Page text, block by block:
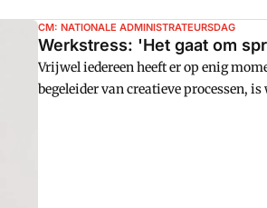
CM: NATIONALE ADMINISTRATEURSDAG
Werkstress: 'Het gaat om
Vrijwel iedereen heeft er op enig
begeleider van creatieve processen,